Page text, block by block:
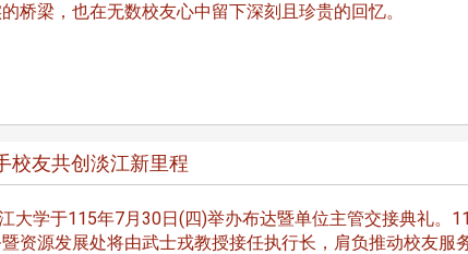
桥梁，也在无数校友心中留下深刻且珍贵的回忆。
友共创淡江新里程
大学于115年7月30日(四)举办布达暨单位主管交接典礼。
暨资源发展处将由武士戎教授接任执行长，肩负推动校友服
台中市校友会拜会卢秀燕市
心力
南加州校友会
校友双年会